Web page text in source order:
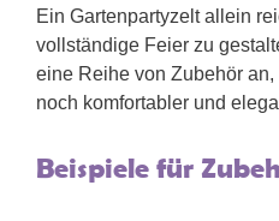
Ein Gartenpartyzelt allein
vollständige Feier zu
eine Reihe von Zubehör
noch komfortabler und
Beispiele für